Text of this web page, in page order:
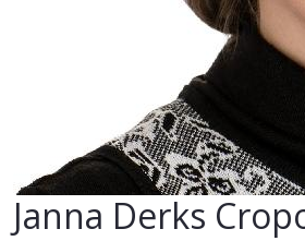
Janna Derks